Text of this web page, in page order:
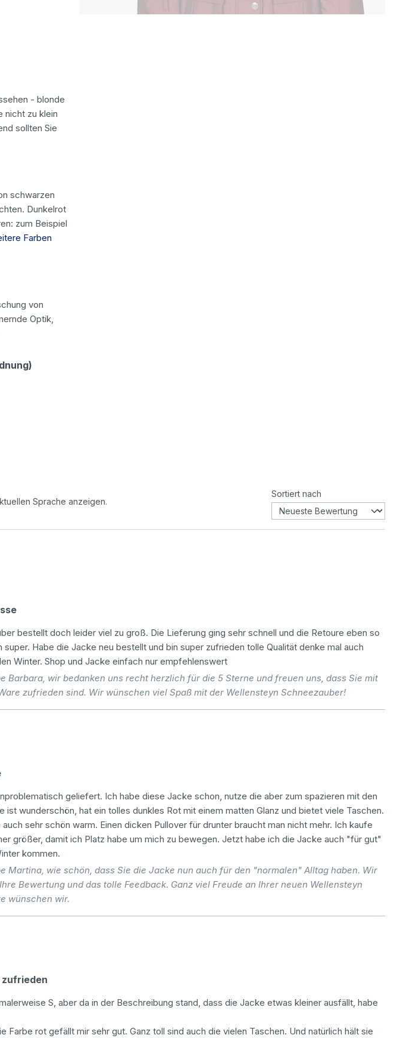
- blonde
nicht zu klein
sollten Sie
schwarzen
Dunkelrot
zum Beispiel
Farben
von
Optik,
Sprache anzeigen.
Sortiert nach
bestellt doch leider viel zu groß. Die Lieferung ging sehr schnell und die Retoure eben so
Habe die Jacke neu bestellt und bin super zufrieden tolle Qualität denke mal auch
Winter. Shop und Jacke einfach nur empfehlenswert
Barbara, wir bedanken uns recht herzlich für die 5 Sterne und freuen uns, dass Sie mit
zufrieden sind. Wir wünschen viel Spaß mit der Wellensteyn Schneezauber!
geliefert. Ich habe diese Jacke schon, nutze die aber zum spazieren mit den
ist wunderschön, hat ein tolles dunkles Rot mit einem matten Glanz und bietet viele Taschen.
sehr schön warm. Einen dicken Pullover für drunter braucht man nicht mehr. Ich kaufe
größer, damit ich Platz habe um mich zu bewegen. Jetzt habe ich die Jacke auch "für gut"
kommen.
Martina, wie schön, dass Sie die Jacke nun auch für den "normalen" Alltag haben. Wir
Bewertung und das tolle Feedback. Ganz viel Freude an Ihrer neuen Wellensteyn
wünschen wir.
zufrieden
S, aber da in der Beschreibung stand, dass die Jacke etwas kleiner ausfällt, habe
Farbe rot gefällt mir sehr gut. Ganz toll sind auch die vielen Taschen. Und natürlich hält sie